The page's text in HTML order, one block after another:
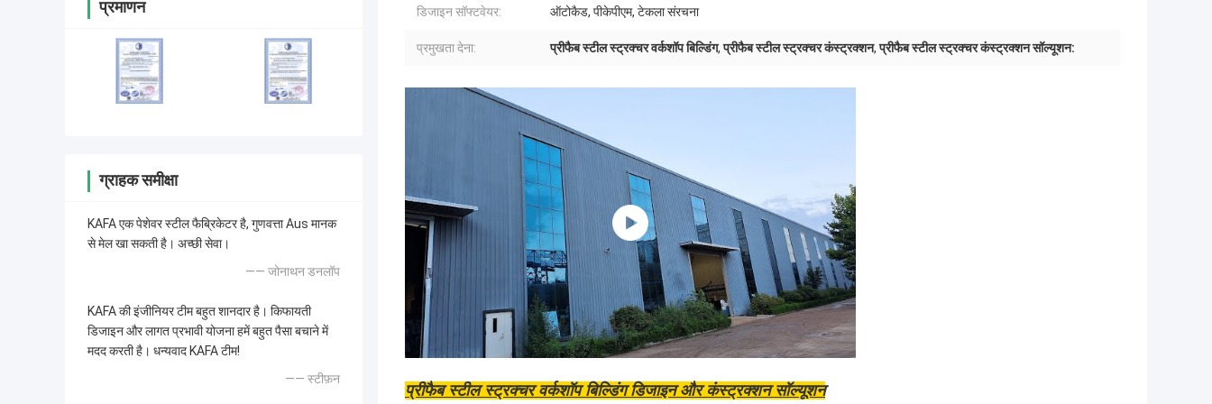
प्रमाणन
ग्राहक समीक्षा
KAFA एक पेशेवर स्टील फैब्रिकेटर है, गुणवत्ता Aus मानक
से मेल खा सकती है। अच्छी सेवा।
—— जोनाथन डनलॉप
KAFA की इंजीनियर टीम बहुत शानदार है। किफायती
डिजाइन और लागत प्रभावी योजना हमें बहुत पैसा बचाने में
मदद करती है। धन्यवाद KAFA टीम!
—— स्टीफ़न
डिजाइन सॉफ्टवेयर: ऑटोकैड, पीकेपीएम, टेकला संरचना
प्रमुखता देना: प्रीफैब स्टील स्ट्रक्चर वर्कशॉप बिल्डिंग,प्रीफैब स्टील स्ट्रक्चर कंस्ट्रक्शन,प्रीफैब स्टील स्ट्रक्चर कंस्ट्रक्शन सॉल्यूशन:
प्रीफैब स्टील स्ट्रक्चर वर्कशॉप बिल्डिंग डिजाइन और कंस्ट्रक्शन सॉल्यूशन